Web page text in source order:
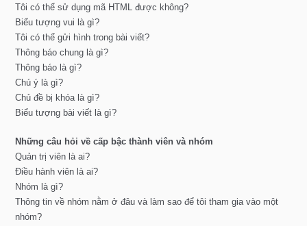
Tôi có thể sử dụng mã HTML được không?
Biểu tượng vui là gì?
Tôi có thể gửi hình trong bài viết?
Thông báo chung là gì?
Thông báo là gì?
Chú ý là gì?
Chủ đề bị khóa là gì?
Biểu tượng bài viết là gì?
Những câu hỏi về cấp bậc thành viên và nhóm
Quản trị viên là ai?
Điều hành viên là ai?
Nhóm là gì?
Thông tin về nhóm nằm ở đâu và làm sao để tôi tham gia vào một
nhóm?